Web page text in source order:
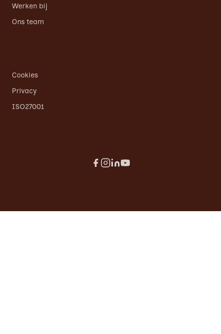
Werken bij
Ons team
Cookies
Privacy
ISO27001